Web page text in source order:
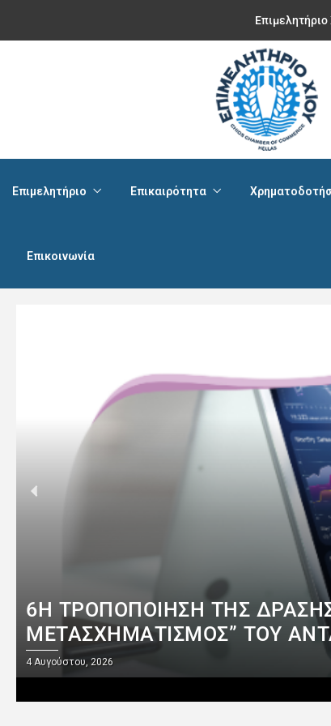
Επιμελητήριο
Επιμελητήριο Επικαιρότητα
Επικοινωνία
6Η ΤΡΟΠΟΠΟΊΗΣΗ ΤΗΣ
ΜΕΤΑΣΧΗΜΑΤΙΣΜΌΣ” ΤΟΥ
4 Αυγούστου, 2026